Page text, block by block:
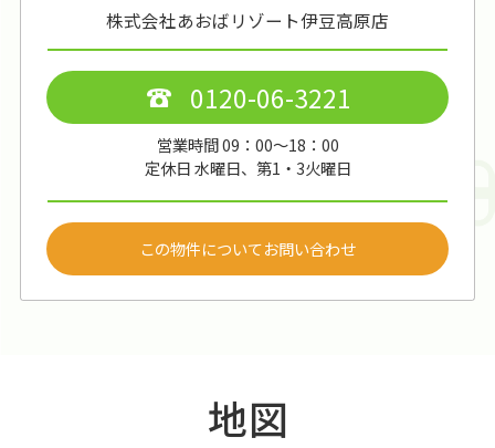
株式会社あおばリゾート伊豆高原店
0120-06-3221
営業時間 09：00～18：00
定休日 水曜日、第1・3火曜日
この物件についてお問い合わせ
地図